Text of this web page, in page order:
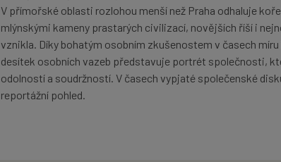
V přímořské oblasti rozlohou menší než Praha odhaluje
mlýnskými kameny prastarých civilizací, novějších říší i
vznikla. Díky bohatým osobním zkušenostem v časech
desítek osobních vazeb představuje portrét společnosti,
odolností a soudržností. V časech vypjaté společenské
reportážní pohled.